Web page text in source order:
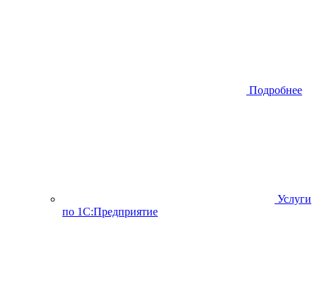
Подробнее
Услуги
по 1С:Предприятие